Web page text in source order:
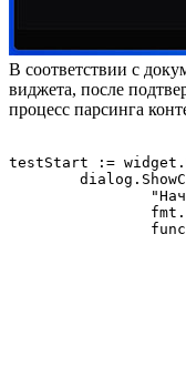
В соответствии с
виджета, после
процесс парсинга
testStart :=